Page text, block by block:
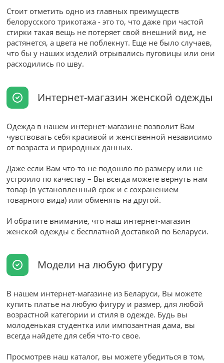
Стоит отметить одно из главных преимуществ
белорусского трикотажа - это то, что даже при частой
стирки такая вещь не потеряет свой внешний вид, не
растянется, а цвета не поблекнут. Еще не было случаев,
что бы у наших изделий отрывались пуговицы или они
расходились по шву.
Интернет-магазин женской одежды
Одежда в нашем интернет-магазине позволит Вам
чувствовать себя красивой и женственной независимо
от возраста и природных данных.
Даже если Вам что-то не подошло по размеру или не
устроило по качеству – Вы всегда можете вернуть нам
товар (в установленный срок и с сохранением
товарного вида) или обменять на другой.
И обратите внимание, что наш интернет-магазин
женской одежды с бесплатной доставкой по Беларуси.
Модели на любую фигуру
В нашем интернет-магазине из Беларуси, Вы можете
купить платье на любую фигуру и размер, для любой
возрастной категории и стиля в одежде. Будь вы
молоденькая студентка или импозантная дама, вы
всегда найдете для себя что-то свое.
Просмотрев наш каталог, вы можете убедиться в том,